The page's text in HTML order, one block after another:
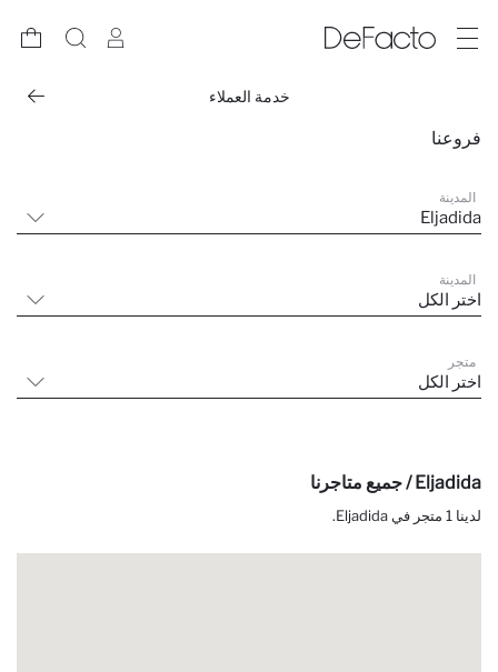
خدمة العملاء
فروعنا
المدينة
Eljadida
المدينة
اختر الكل
متجر
اختر الكل
Eljadida / جميع متاجرنا
لدينا 1 متجر في Eljadida.